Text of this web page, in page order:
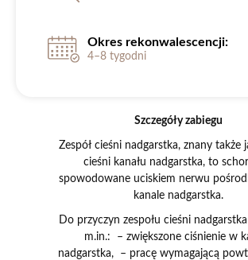
Okres rekonwalescencji:
4–8 tygodni
Szczegóły zabiegu
Zespół cieśni nadgarstka, znany także
cieśni kanału nadgarstka, to
spowodowane uciskiem nerwu
kanale nadgarstka.
Do przyczyn zespołu cieśni
m.in.: – zwiększone ciśnienie w
nadgarstka, – pracę wymagającą